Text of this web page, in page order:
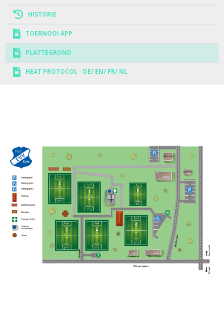
HISTORIE
TOERNOOI APP
PLATTEGROND
HEAT PROTOCOL - DE/ EN/ FR/ NL